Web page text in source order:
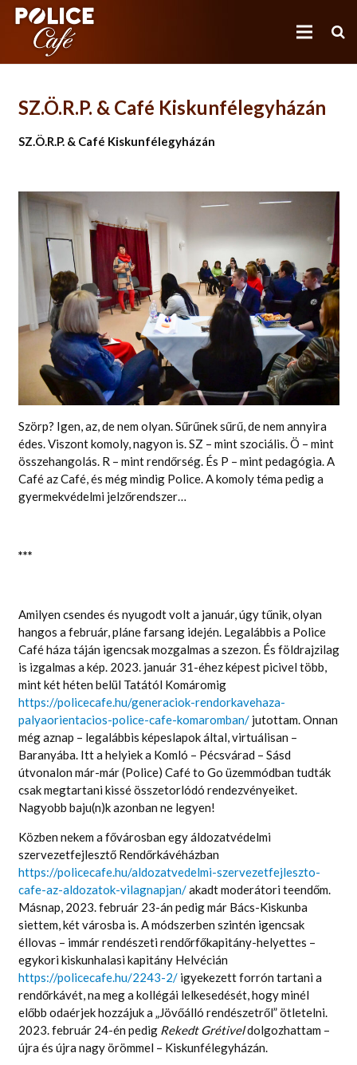
POLICE CAFÉ
(NEM CSAK) RENDŐRKÁVÉHÁZAK
MÉDIA
BLOG
OLVASNIVALÓ
KÉPZÉS
KAPCSOLAT
SZ.Ö.R.P. & Café Kiskunfélegyházán
SZ.Ö.R.P. & Café Kiskunfélegyházán
Szörp? Igen, az, de nem olyan. Sűrűnek sűrű, de nem annyira
édes. Viszont komoly, nagyon is. SZ – mint szociális. Ö – mint
összehangolás. R – mint rendőrség. És P – mint pedagógia. A
Café az Café, és még mindig Police. A komoly téma pedig a
gyermekvédelmi jelzőrendszer…
***
Amilyen csendes és nyugodt volt a január, úgy tűnik, olyan
hangos a február, pláne farsang idején. Legalábbis a Police
Café háza táján igencsak mozgalmas a szezon. És földrajzilag
is izgalmas a kép. 2023. január 31-éhez képest picivel több,
mint két héten belül Tatától Komáromig
https://policecafe.hu/generaciok-rendorkavehaza-
palyaorientacios-police-cafe-komaromban/jutottam. Onnan
még aznap – legalábbis képeslapok által, virtuálisan –
Baranyába. Itt a helyiek a Komló – Pécsvárad – Sásd
útvonalon már-már (Police) Café to Go üzemmódban tudták
csak megtartani kissé összetorlódó rendezvényeiket.
Nagyobb baju(n)k azonban ne legyen!
Közben nekem a fővárosban egy áldozatvédelmi
szervezetfejlesztő Rendőrkávéházban
https://policecafe.hu/aldozatvedelmi-szervezetfejleszto-
cafe-az-aldozatok-vilagnapjan/akadt moderátori teendőm.
Másnap, 2023. február 23-án pedig már Bács-Kiskunba
siettem, két városba is. A módszerben szintén igencsak
éllovas – immár rendészeti rendőrfőkapitány-helyettes –
egykori kiskunhalasi kapitány Helvécián
https://policecafe.hu/2243-2/igyekezett forrón tartani a
rendőrkávét, na meg a kollégái lelkesedését, hogy minél
előbb odaérjek hozzájuk a „Jövőálló rendészetről” ötletelni.
2023. február 24-én pedig Rekedt Grétiveldolgozhattam –
újra és újra nagy örömmel – Kiskunfélegyházán.